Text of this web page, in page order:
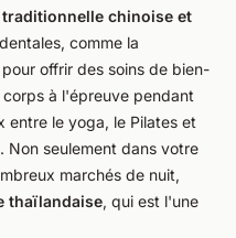
chinoise et
comme la
offrir des soins de bien-
à l'épreuve pendant
entre le yoga, le Pilates et
Non seulement dans votre
marchés de nuit,
thaïlandaise, qui est l'une